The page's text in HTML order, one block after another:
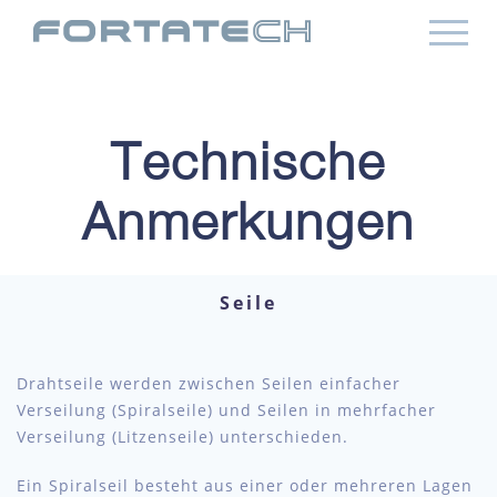
Technische
Anmerkungen
Seile
Drahtseile werden zwischen Seilen einfacher
Verseilung (Spiralseile) und Seilen in mehrfacher
Verseilung (Litzenseile) unterschieden.
Ein Spiralseil besteht aus einer oder mehreren Lagen